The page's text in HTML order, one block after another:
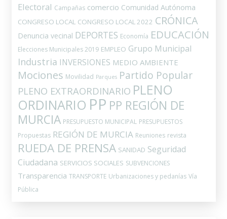
Electoral Campañas comercio Comunidad Autónoma
CONGRESO LOCAL CONGRESO LOCAL 2022 CRÓNICA
Denuncia vecinal DEPORTES Economía EDUCACIÓN
Elecciones Municipales 2019 EMPLEO Grupo Municipal
Industria INVERSIONES MEDIO AMBIENTE
Mociones Movilidad Parques Partido Popular
PLENO EXTRAORDINARIO PLENO
ORDINARIO PP PP REGIÓN DE
MURCIA PRESUPUESTO MUNICIPAL PRESUPUESTOS
Propuestas REGIÓN DE MURCIA Reuniones revista
RUEDA DE PRENSA SANIDAD Seguridad
Ciudadana SERVICIOS SOCIALES SUBVENCIONES
Transparencia TRANSPORTE Urbanizaciones y pedanías Vía
Pública